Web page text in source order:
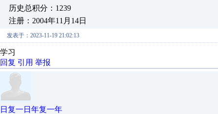
历史总积分：1239
注册：2004年11月14日
发表于：2023-11-19 21:02:13
学习
回复 引用 举报
日复一日年复一年